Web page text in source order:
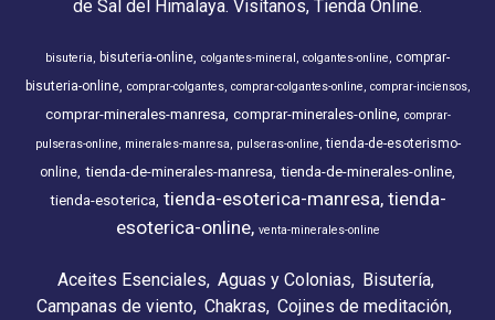
de Sal del Himalaya. Visítanos, Tienda Online.
bisuteria bisuteria-online colgantes-mineral colgantes-online
comprar-
bisuteria-online comprar-colgantes comprar-colgantes-online comprar-inciensos
comprar-minerales-manresa comprar-minerales-online comprar-
pulseras-online
minerales-manresa pulseras-online tienda-de-esoterismo-
online tienda-de-minerales-manresa tienda-de-minerales-online
tienda-esoterica tienda-esoterica-manresa tienda-
esoterica-online venta-minerales-online
Aceites Esenciales Aguas y Colonias
Bisutería
Campanas de viento Chakras Cojines de meditación